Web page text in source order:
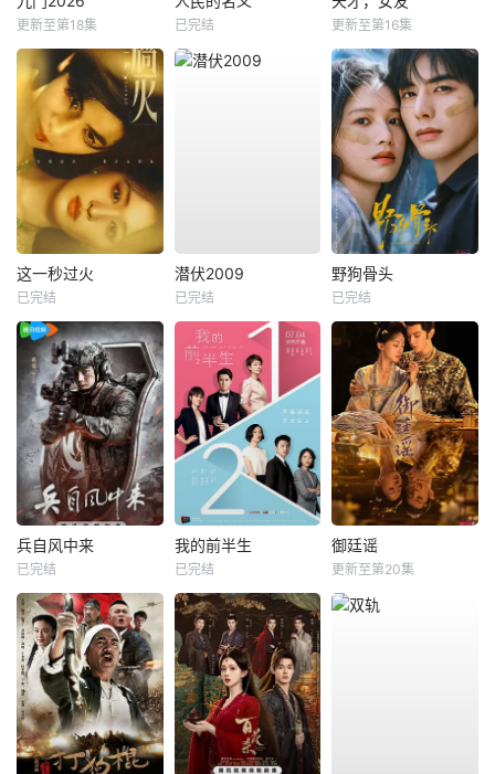
更新至第18集 已完结 更新至第16集
这一秒过火
已完结
潜伏2009
已完结
野狗骨头
已完结
兵自风中来
已完结
我的前半生
已完结
御廷谣
更新至第20集